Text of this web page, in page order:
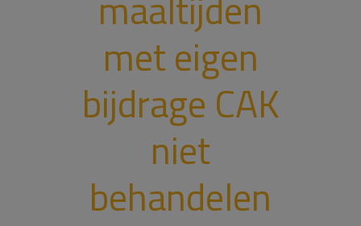
met eigen
bijdrage CAK
niet
behandelen